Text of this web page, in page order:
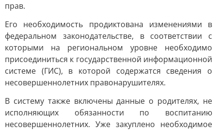
прав.
Его необходимость продиктована изменениями в
федеральном законодательстве, в соответствии с
которыми на региональном уровне необходимо
присоединиться к государственной информационной
системе (ГИС), в которой содержатся сведения о
несовершеннолетних правонарушителях.
В систему также включены данные о родителях, не
исполняющих обязанности по воспитанию
несовершеннолетних. Уже закуплено необходимое